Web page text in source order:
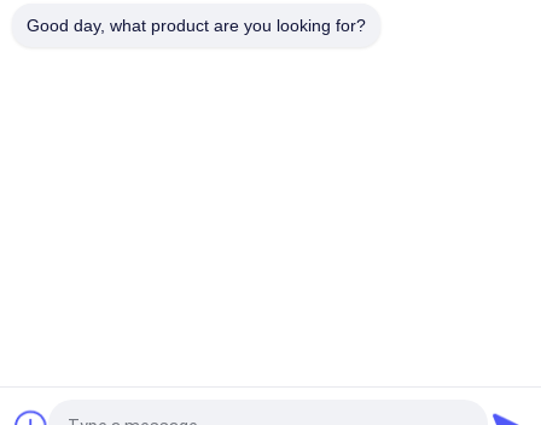
Good day, what product are you looking for?